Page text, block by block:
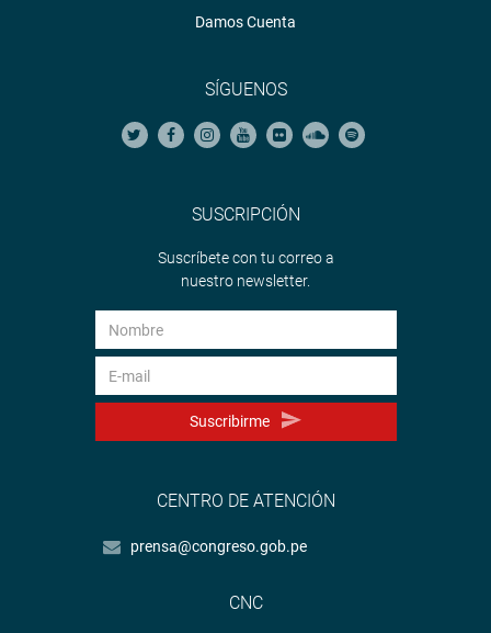
Damos Cuenta
SÍGUENOS
SUSCRIPCIÓN
Suscríbete con tu correo a
nuestro newsletter.
Suscribirme
CENTRO DE ATENCIÓN
prensa@congreso.gob.pe
CNC